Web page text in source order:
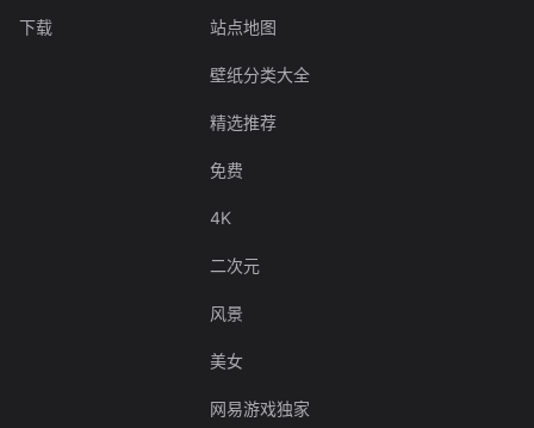
下载 站点地图
壁纸分类大全
精选推荐
免费
4K
二次元
风景
美女
网易游戏独家